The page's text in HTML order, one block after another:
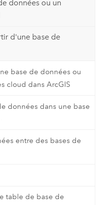
données ou un
d'une base de
base de données ou
cloud dans ArcGIS
données dans une base
entre des bases de
table de base de